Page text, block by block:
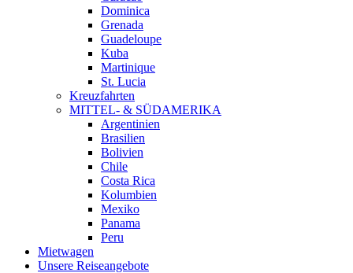
Dominica
Grenada
Guadeloupe
Kuba
Martinique
St. Lucia
Kreuzfahrten
MITTEL- & SÜDAMERIKA
Argentinien
Brasilien
Bolivien
Chile
Costa Rica
Kolumbien
Mexiko
Panama
Peru
Mietwagen
Unsere Reiseangebote